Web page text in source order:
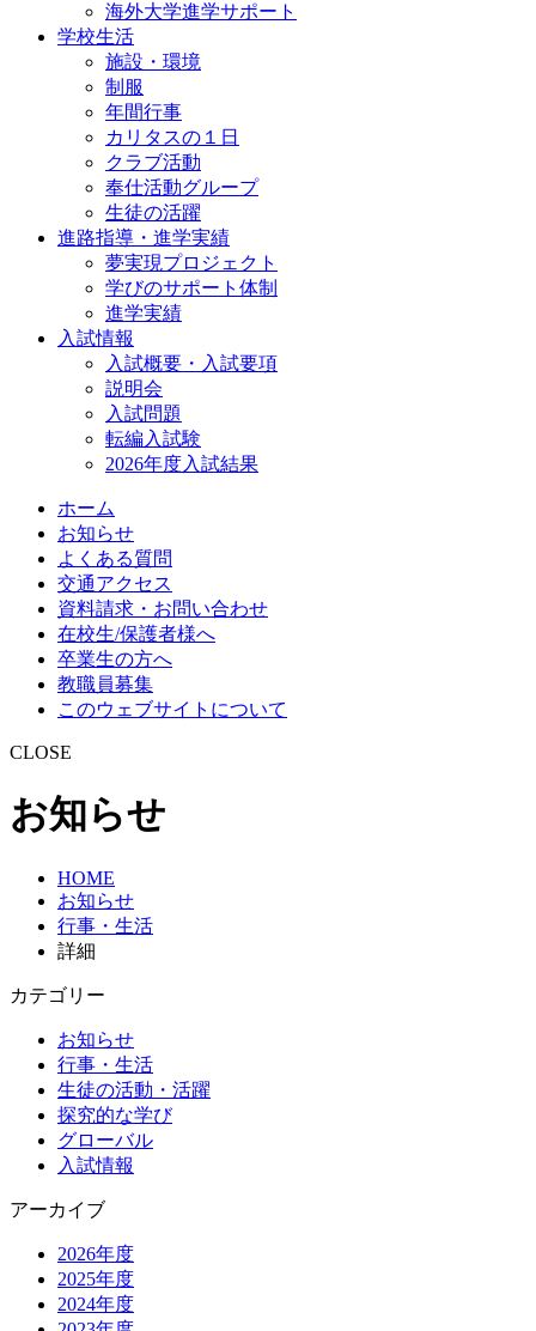
海外大学進学サポート
学校生活
施設・環境
制服
年間行事
カリタスの１日
クラブ活動
奉仕活動グループ
生徒の活躍
進路指導・進学実績
夢実現プロジェクト
学びのサポート体制
進学実績
入試情報
入試概要・入試要項
説明会
入試問題
転編入試験
2026年度入試結果
ホーム
お知らせ
よくある質問
交通アクセス
資料請求・お問い合わせ
在校生/保護者様へ
卒業生の方へ
教職員募集
このウェブサイトについて
CLOSE
お知らせ
HOME
お知らせ
行事・生活
詳細
カテゴリー
お知らせ
行事・生活
生徒の活動・活躍
探究的な学び
グローバル
入試情報
アーカイブ
2026年度
2025年度
2024年度